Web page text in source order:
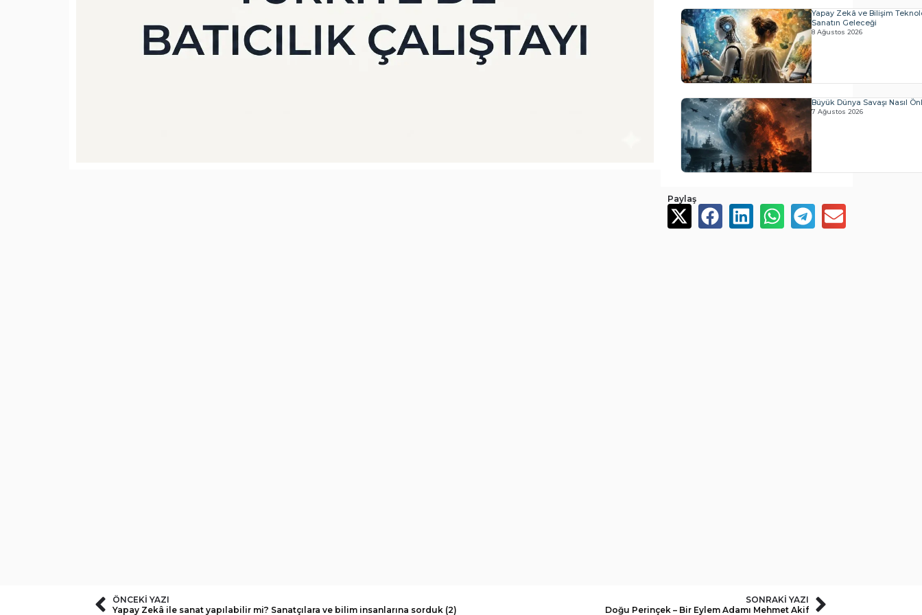
Yapay Zekâ ve Bilişim
Sanatın Geleceği
8 Ağustos 2026
Büyük Dünya Savaşı Nasıl
7 Ağustos 2026
Paylaş
ÖNCEKI YAZI
Yapay Zekâ ile sanat yapılabilir mi? Sanatçılara ve bilim insanlarına sorduk (2)
SONRAKI YAZI
Doğu Perinçek – Bir Eylem Adamı Mehmet Akif